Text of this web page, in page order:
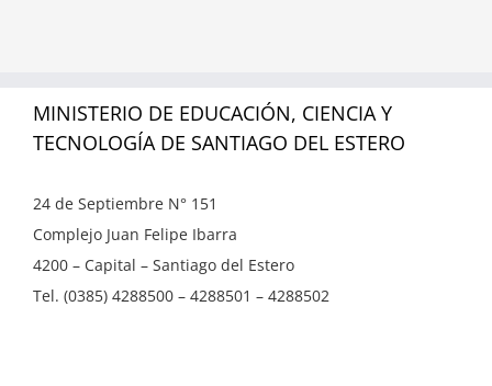
MINISTERIO DE EDUCACIÓN, CIENCIA Y
TECNOLOGÍA DE SANTIAGO DEL ESTERO
24 de Septiembre N° 151
Complejo Juan Felipe Ibarra
4200 – Capital – Santiago del Estero
Tel. (0385) 4288500 – 4288501 – 4288502